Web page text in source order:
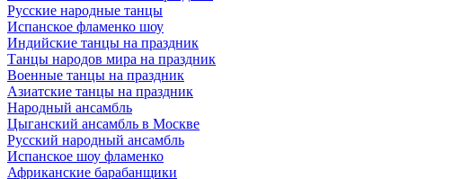
Русские народные танцы
Испанское фламенко шоу
Индийские танцы на праздник
Танцы народов мира на праздник
Военные танцы на праздник
Азиатские танцы на праздник
Народный ансамбль
Цыганский ансамбль в Москве
Русский народный ансамбль
Испанское шоу фламенко
Африканские барабанщики